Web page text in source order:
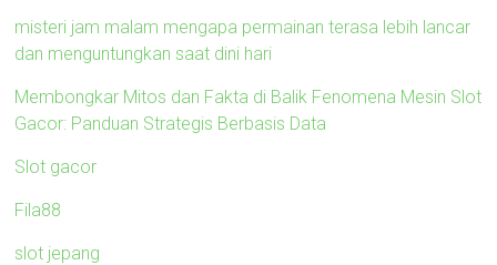
misteri jam malam mengapa permainan terasa lebih lancar
dan menguntungkan saat dini hari
Membongkar Mitos dan Fakta di Balik Fenomena Mesin Slot
Gacor: Panduan Strategis Berbasis Data
Slot gacor
Fila88
slot jepang